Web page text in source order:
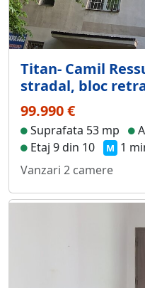
Titan- Camil
stradal, bloc
99.990 €
Suprafata 53 mp
Etaj 9 din 10
M 1
Vanzari 2 camere